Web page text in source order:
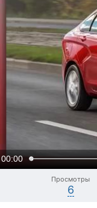
00:00
Просмотры
6